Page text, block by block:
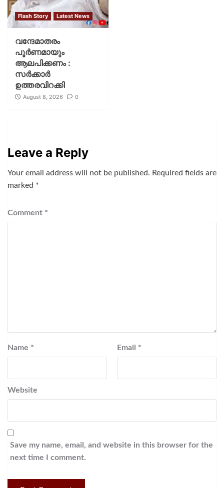
Flash Story Latest News
വന്ദേമാതരം
പൂര്‍ണമായും
ആലപിക്കണം :
സര്‍ക്കാര്‍
ഉത്തരവിറക്കി
August 8, 2026 0
Leave a Reply
Your email address will not be published. Required fields are
marked *
Comment *
Name * Email *
Website
Save my name, email, and website in this browser for the
next time I comment.